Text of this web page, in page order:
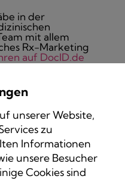
in der
mit allem
Rx-Marketing
auf DocID.de
unserer Website,
zu
Informationen
unsere Besucher
Cookies sind